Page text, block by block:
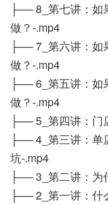
├── 8_第七讲：如
做？-.mp4
├── 7_第六讲：如
做？-.mp4
├── 6_第五讲：如
做？-.mp4
├── 5_第四讲：门
├── 4_第三讲：单
坑-.mp4
├── 3_第二讲：为
├── 2_第一讲：什